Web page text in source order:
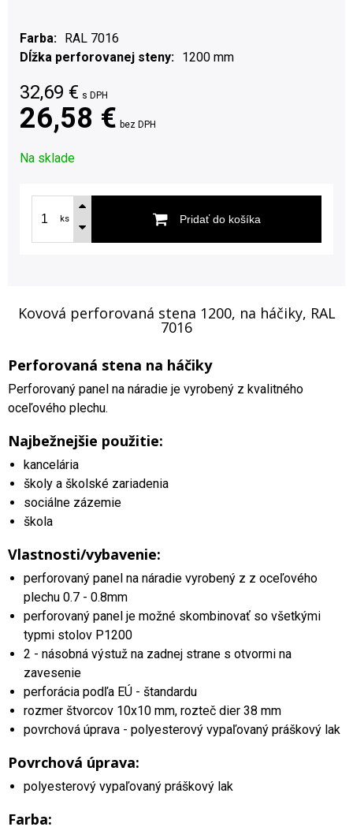
Farba
RAL 7016
Dĺžka perforovanej steny
1200 mm
32,69 € s DPH
26,58 € bez DPH
Na sklade
ks Pridať do košíka
Kovová perforovaná stena 1200, na háčiky, RAL
7016
Perforovaná stena na háčiky
Perforovaný panel na náradie je vyrobený z kvalitného
oceľového plechu.
Najbežnejšie použitie:
kancelária
školy a školské zariadenia
sociálne zázemie
škola
Vlastnosti/vybavenie:
perforovaný panel na náradie vyrobený z z oceľového
plechu 0.7 - 0.8mm
perforovaný panel je možné skombinovať so všetkými
typmi stolov P1200
2 - násobná výstuž na zadnej strane s otvormi na
zavesenie
perforácia podľa EÚ - štandardu
rozmer štvorcov 10x10 mm, rozteč dier 38 mm
povrchová úprava - polyesterový vypaľovaný práškový lak
Povrchová úprava:
polyesterový vypaľovaný práškový lak
Farba: